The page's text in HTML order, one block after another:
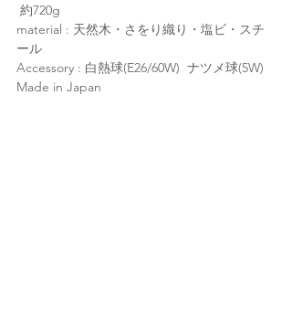
約720g
material : 天然木・さをり織り・塩ビ・スチ
ール
Accessory : 白熱球(E26/60W)  ナツメ球(5W)
Made in Japan